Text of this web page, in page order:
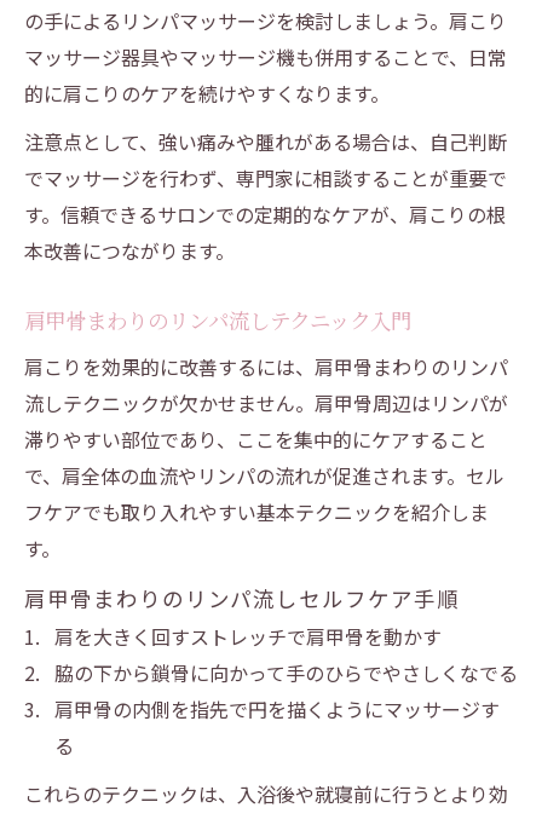
の手によるリンパマッサージを検討しましょう。肩こり
マッサージ器具やマッサージ機も併用することで、日常
的に肩こりのケアを続けやすくなります。
注意点として、強い痛みや腫れがある場合は、自己判断
でマッサージを行わず、専門家に相談することが重要で
す。信頼できるサロンでの定期的なケアが、肩こりの根
本改善につながります。
肩甲骨まわりのリンパ流しテクニック入門
肩こりを効果的に改善するには、肩甲骨まわりのリンパ
流しテクニックが欠かせません。肩甲骨周辺はリンパが
滞りやすい部位であり、ここを集中的にケアすること
で、肩全体の血流やリンパの流れが促進されます。セル
フケアでも取り入れやすい基本テクニックを紹介しま
す。
肩甲骨まわりのリンパ流しセルフケア手順
肩を大きく回すストレッチで肩甲骨を動かす
脇の下から鎖骨に向かって手のひらでやさしくなでる
肩甲骨の内側を指先で円を描くようにマッサージす
る
これらのテクニックは、入浴後や就寝前に行うとより効